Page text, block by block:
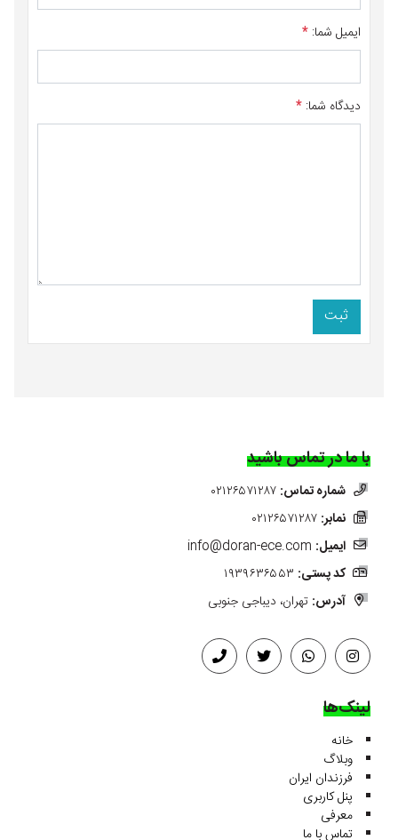
ایمیل شما:*
دیدگاه شما:*
ثبت
با ما در تماس باشید
شماره تماس: ۰۲۱۲۶۵۷۱۲۸۷
نمابر: ۰۲۱۲۶۵۷۱۲۸۷
ایمیل: info@doran-ece.com
کد پستی: ۱۹۳۹۶۳۶۵۵۳
آدرس: تهران، دیباجی جنوبی
لینک‌ها
خانه
وبلاگ
فرزندان ایران
پنل کاربری
معرفی
تماس با ما